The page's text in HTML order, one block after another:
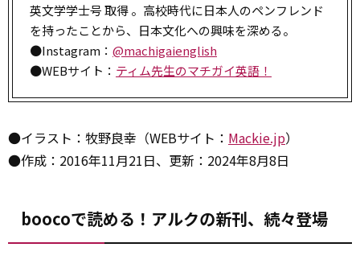
英文学学士号 取得 。高校時代に日本人のペンフレンド
を持ったことから、日本文化への興味を深める。
●Instagram： @machigaienglish
●WEBサイト： ティム先生のマチガイ英語！
●イラスト：牧野良幸（WEBサイト： Mackie.jp）
●作成：2016年11月21日、更新：2024年8月8日
boocoで読める！アルクの新刊、続々登場